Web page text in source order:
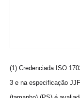
(1) Credenciada ISO
3 e na especificação